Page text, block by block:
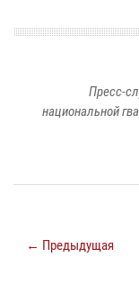
Пресс-
национальной
← Предыдущая